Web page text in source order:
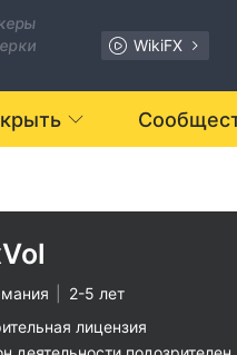
WikiFX
2-5 лет
лицензия